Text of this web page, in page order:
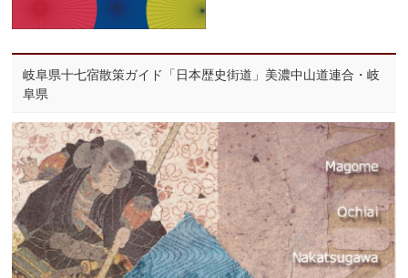
岐阜県十七宿散策ガイド「日本歴史街道」美濃中山道連合・岐
阜県